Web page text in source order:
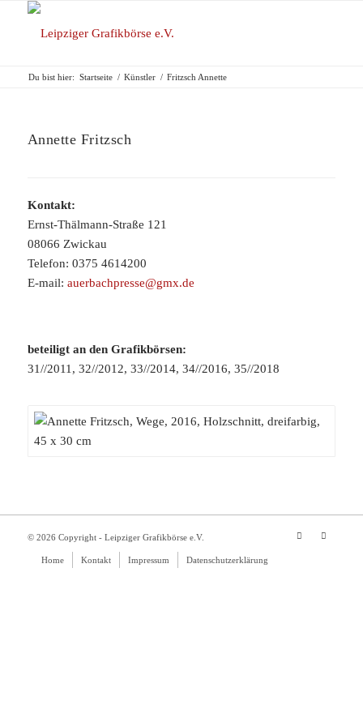
Du bist hier: Startseite / Künstler / Fritzsch Annette
Annette Fritzsch
Kontakt:
Ernst-Thälmann-Straße 121
08066 Zwickau
Telefon: 0375 4614200
E-mail: auerbachpresse@gmx.de
beteiligt an den Grafikbörsen:
31//2011, 32//2012, 33//2014, 34//2016, 35//2018
© 2026 Copyright - Leipziger Grafikbörse e.V.
Home Kontakt Impressum Datenschutzerklärung